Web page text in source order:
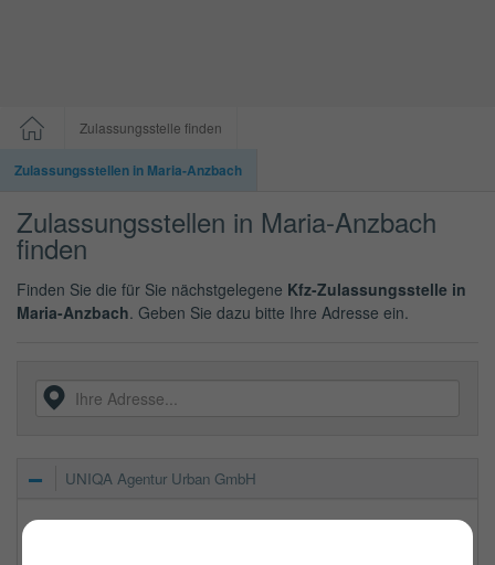
Zulassungsstelle finden
Zulassungsstellen in Maria-Anzbach
Zulassungsstellen in Maria-Anzbach
finden
Finden Sie die für Sie nächstgelegene Kfz-Zulassungsstelle in
Maria-Anzbach. Geben Sie dazu bitte Ihre Adresse ein.
UNIQA Agentur Urban GmbH